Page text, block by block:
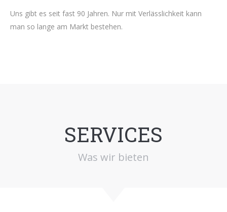
Uns gibt es seit fast 90 Jahren. Nur mit Verlässlichkeit kann
man so lange am Markt bestehen.
SERVICES
Was wir bieten